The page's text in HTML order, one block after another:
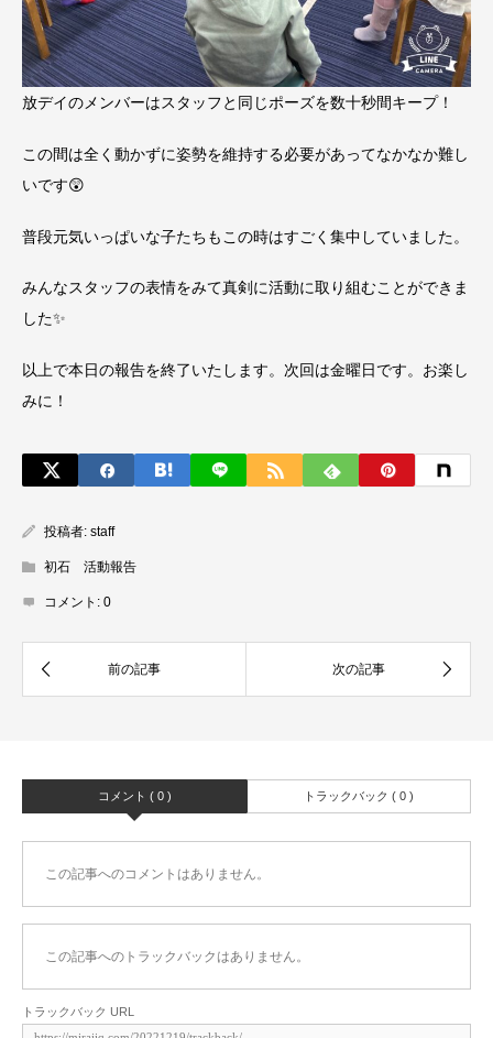
放デイのメンバーはスタッフと同じポーズを数十秒間キープ！
この間は全く動かずに姿勢を維持する必要があってなかなか難し
いです😲
普段元気いっぱいな子たちもこの時はすごく集中していました。
みんなスタッフの表情をみて真剣に活動に取り組むことができま
した✨
以上で本日の報告を終了いたします。次回は金曜日です。お楽し
みに！
投稿者: staff
初石 活動報告
コメント: 0
コメント ( 0 ) トラックバック ( 0 )
この記事へのコメントはありません。
この記事へのトラックバックはありません。
トラックバック URL